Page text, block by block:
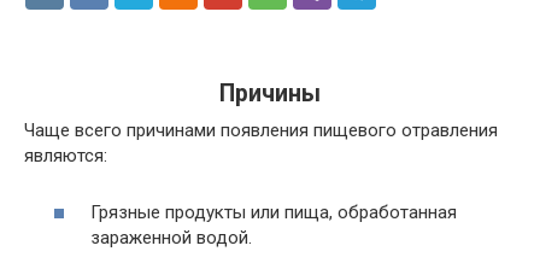
Причины
Чаще всего причинами появления пищевого отравления
являются:
Грязные продукты или пища, обработанная
зараженной водой.